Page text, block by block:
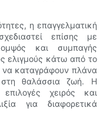
η επαγγελματική
επίσης με
και συμπαγής
ελιγμούς κάτω από το
να καταγράφουν πλάνα
θαλάσσια ζωή. Η
χειρός και
για διαφορετικά